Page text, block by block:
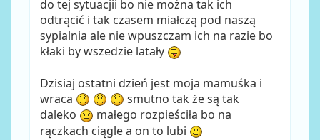
do tej sytuacjii bo nie można tak ich
odtrącić i tak czasem miałczą pod naszą
sypialnia ale nie wpuszczam ich na razie bo
kłaki by wszedzie latały
Dzisiaj ostatni dzień jest moja mamuśka i
wraca
smutno tak że są tak
daleko
małego rozpieściła bo na
rączkach ciągle a on to lubi